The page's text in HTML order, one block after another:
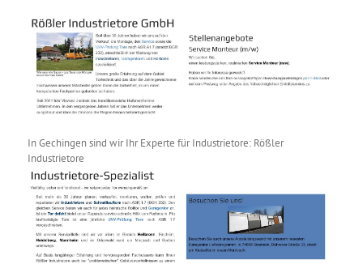
In Gechingen sind wir Ihr Experte für Industrietore: Rößler
Industrietore